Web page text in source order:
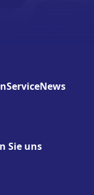
ServiceNews
Sie uns